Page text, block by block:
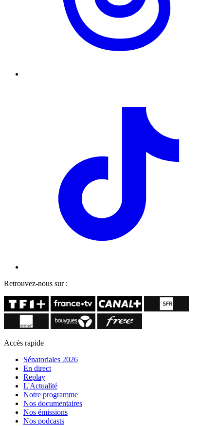
Retrouvez-nous sur :
Accès rapide
Sénatoriales 2026
En direct
Replay
L'Actualité
Notre programme
Nos documentaires
Nos émissions
Nos podcasts